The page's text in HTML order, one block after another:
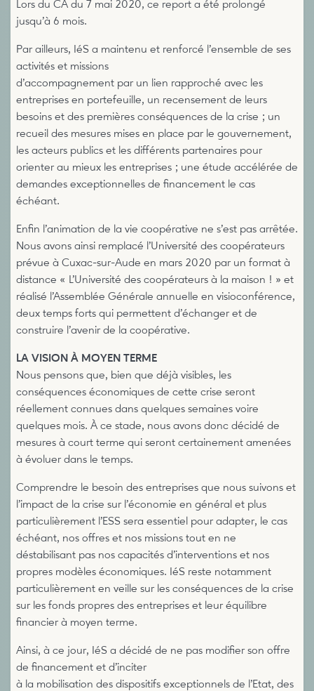
Lors du CA du 7 mai 2020, ce report a été prolongé
jusqu’à 6 mois.
Par ailleurs, IéS a maintenu et renforcé l’ensemble de ses
activités et missions
d’accompagnement par un lien rapproché avec les
entreprises en portefeuille, un recensement de leurs
besoins et des premières conséquences de la crise ; un
recueil des mesures mises en place par le gouvernement,
les acteurs publics et les différents partenaires pour
orienter au mieux les entreprises ; une étude accélérée de
demandes exceptionnelles de financement le cas
échéant.
Enfin l’animation de la vie coopérative ne s’est pas arrêtée.
Nous avons ainsi remplacé l’Université des coopérateurs
prévue à Cuxac-sur-Aude en mars 2020 par un format à
distance « L’Université des coopérateurs à la maison ! » et
réalisé l’Assemblée Générale annuelle en visioconférence,
deux temps forts qui permettent d’échanger et de
construire l’avenir de la coopérative.
LA VISION À MOYEN TERME
Nous pensons que, bien que déjà visibles, les
conséquences économiques de cette crise seront
réellement connues dans quelques semaines voire
quelques mois. À ce stade, nous avons donc décidé de
mesures à court terme qui seront certainement amenées
à évoluer dans le temps.
Comprendre le besoin des entreprises que nous suivons et
l’impact de la crise sur l’économie en général et plus
particulièrement l’ESS sera essentiel pour adapter, le cas
échéant, nos offres et nos missions tout en ne
déstabilisant pas nos capacités d’interventions et nos
propres modèles économiques. IéS reste notamment
particulièrement en veille sur les conséquences de la crise
sur les fonds propres des entreprises et leur équilibre
financier à moyen terme.
Ainsi, à ce jour, IéS a décidé de ne pas modifier son offre
de financement et d’inciter
à la mobilisation des dispositifs exceptionnels de l’Etat, des